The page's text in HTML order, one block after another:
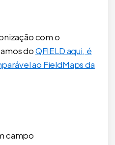
com o
doQFIELD aqui, é
ao FieldMaps da
campo